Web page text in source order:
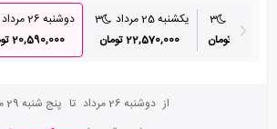
3
تومان
یکشنبه 25 مرداد
3
22,570,000 تومان
دوشنبه 26 مرداد
20,590,000 تومان
از دوشنبه 26 مرداد تا پنج شنبه 29 مرداد